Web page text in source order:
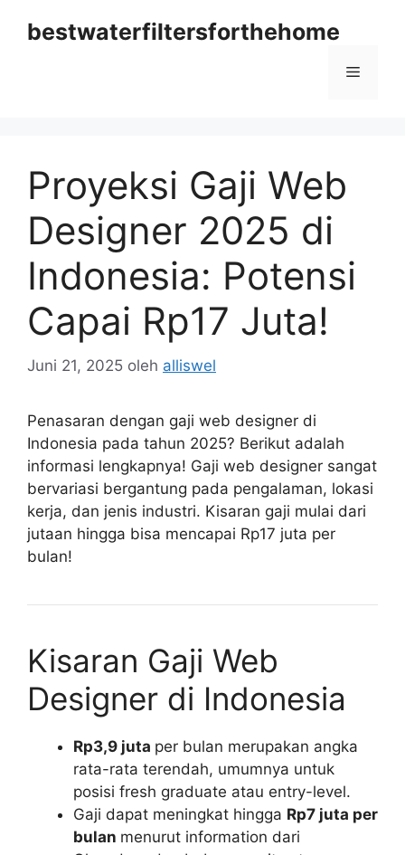
bestwaterfiltersforthehome
Menu
Proyeksi Gaji Web
Designer 2025 di
Indonesia: Potensi
Capai Rp17 Juta!
Juni 21, 2025 oleh alliswel
Penasaran dengan gaji web designer di
Indonesia pada tahun 2025? Berikut adalah
informasi lengkapnya! Gaji web designer sangat
bervariasi bergantung pada pengalaman, lokasi
kerja, dan jenis industri. Kisaran gaji mulai dari
jutaan hingga bisa mencapai Rp17 juta per
bulan!
Kisaran Gaji Web
Designer di Indonesia
Rp3,9 juta per bulan merupakan angka
rata-rata terendah, umumnya untuk
posisi fresh graduate atau entry-level.
Gaji dapat meningkat hingga Rp7 juta per
bulan menurut information dari